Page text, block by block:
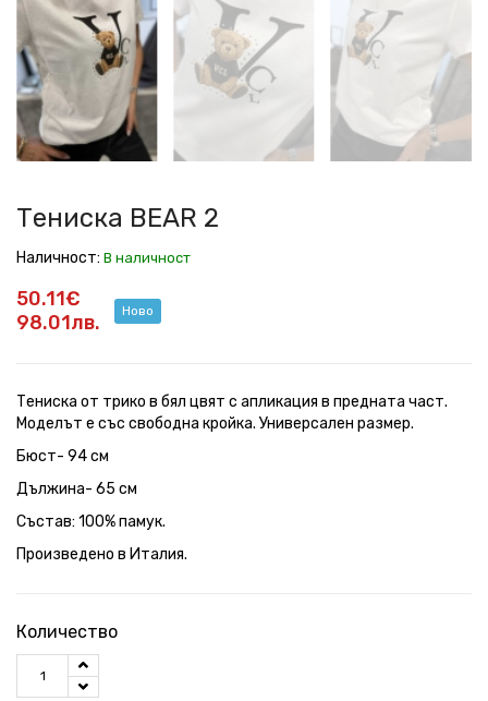
222222
Тениска BEAR 2
Наличност: В наличност
50.11€
98.01лв.
Ново
Тениска от трико в бял цвят с апликация в предната част.
Моделът е със свободна кройка. Универсален размер.
Бюст- 94 см
Дължина- 65 см
Състав: 100% памук.
Произведено в Италия.
Количество